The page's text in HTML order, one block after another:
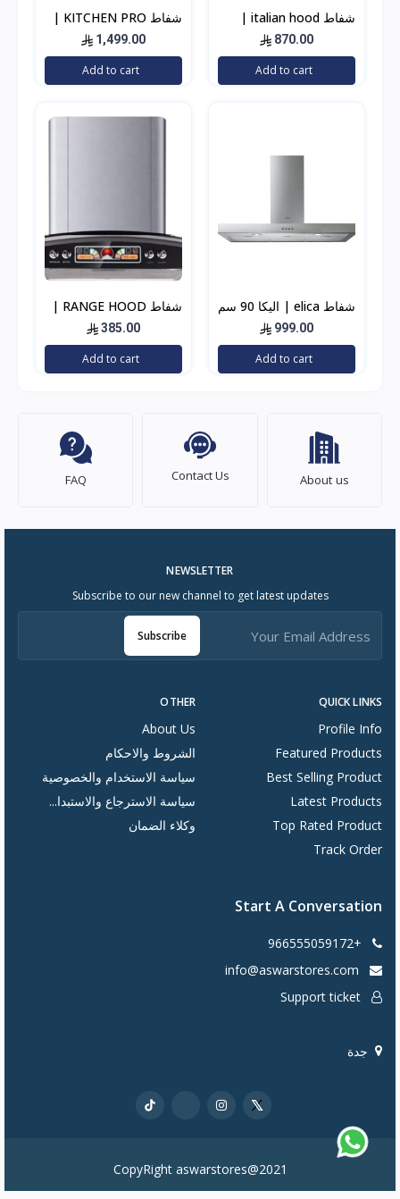
شفاط italian hood |
سم استيل 500 واط
870.00
Add to cart
شفاط KITCHEN PRO |
كتشن برو حرف T
1,499.00
Add to cart
شفاط elica | اليكا 90 سم
999.00
Add to cart
شفاط RANGE HOOD |
رنج هوود قزاز اسود
385.00
Add to cart
About us
Contact Us
FAQ
QUICK LINKS
Profile Info
Featured Products
Best Selling Product
Latest Products
Top Rated Product
Track Order
OTHER
About Us
الشروط والاحكام
سياسة الاستخدام والخصوصية
سياسة الاسترجاع والاستبدا...
وكلاء الضمان
NEWSLETTER
Subscribe to our new channel to get latest updates
Subscribe
Start A Conversation
+966555059172
جدة
CopyRight aswarstores@2021